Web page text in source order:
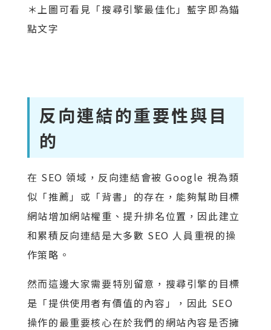
＊上圖可看見「搜尋引擎最佳化」藍字即為錨
點文字
反向連結的重要性與目
的
在 SEO 領域，反向連結會被 Google 視為類
似「推薦」或「背書」的存在，能夠幫助目標
網站增加網站權重、提升排名位置，因此建立
和累積反向連結是大多數 SEO 人員重視的操
作策略。
然而這邊大家需要特別留意，搜尋引擎的目標
是「提供使用者有價值的內容」，因此 SEO
操作的最重要核心在於我們的網站內容是否擁